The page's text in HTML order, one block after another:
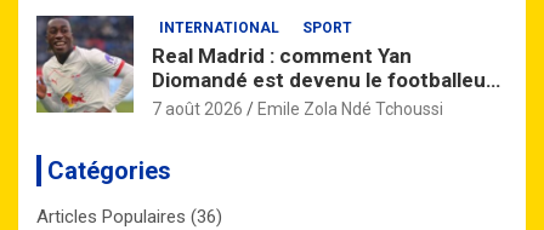
INTERNATIONAL SPORT
Real Madrid : comment Yan
Diomandé est devenu le footballeur
africain le plus cher de l’histoire
7 août 2026 Emile Zola Ndé Tchoussi
Catégories
Articles Populaires (36)